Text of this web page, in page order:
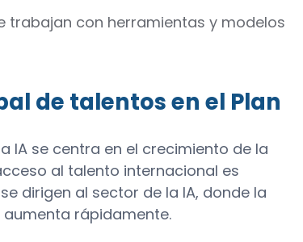
trabajan con herramientas y modelos
de talentos en el Plan
IA se centra en el crecimiento de la
al talento internacional es
dirigen al sector de la IA, donde la
rápidamente.